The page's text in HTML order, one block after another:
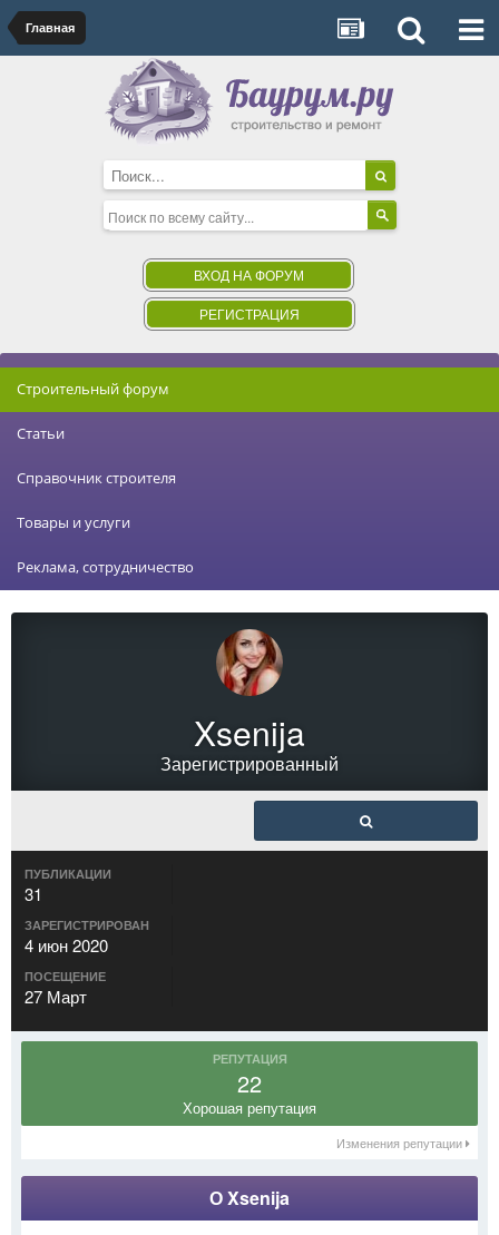
Главная
ВХОД НА ФОРУМ
РЕГИСТРАЦИЯ
Строительный форум
Статьи
Справочник строителя
Товары и услуги
Реклама, сотрудничество
Xsenija
Зарегистрированный
ПУБЛИКАЦИИ
31
ЗАРЕГИСТРИРОВАН
4 июн 2020
ПОСЕЩЕНИЕ
27 Март
РЕПУТАЦИЯ
22
Хорошая репутация
Изменения репутации
О Xsenija